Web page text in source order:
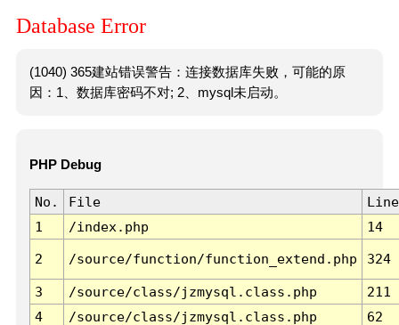
Database Error
(1040) 365建站错误警告：连接数据库失败，可能的原
因：1、数据库密码不对; 2、mysql未启动。
PHP Debug
No. File
Line
1
/index.php 14
2 /source/function/function_extend.php 324
3 /source/class/jzmysql.class.php
211
4
/source/class/jzmysql.class.php
62